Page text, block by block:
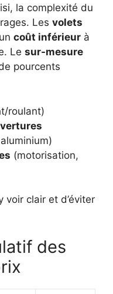
la complexité du
Les volets
coût inférieur à
Le sur-mesure
pourcents
roulant)
(motorisation,
voir clair et d’éviter
des